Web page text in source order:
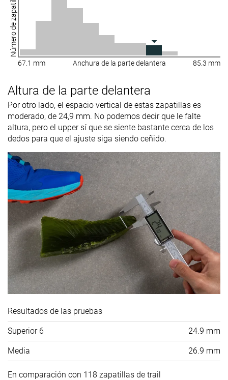
Número de zapatillas
67.1 mm Anchura de la parte delantera 85.3 mm
Altura de la parte delantera
Por otro lado, el espacio vertical de estas zapatillas es
moderado, de 24,9 mm. No podemos decir que le falte
altura, pero el upper sí que se siente bastante cerca de los
dedos para que el ajuste siga siendo ceñido.
Resultados de las pruebas
Superior 6 24.9 mm
Media 26.9 mm
En comparación con 118 zapatillas de trail